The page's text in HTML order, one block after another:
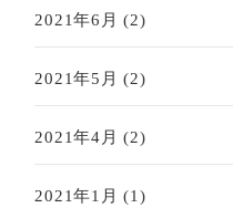
2021年6月 (2)
2021年5月 (2)
2021年4月 (2)
2021年1月 (1)